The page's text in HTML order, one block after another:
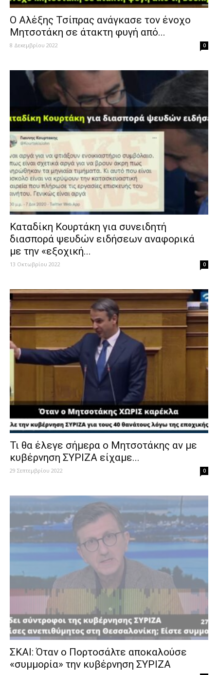
Ο Αλέξης Τσίπρας ανάγκασε τον ένοχο
Μητσοτάκη σε άτακτη φυγή από...
8 Δεκεμβρίου 2022 0
Καταδίκη Κουρτάκη για συνειδητή
διασπορά ψευδών ειδήσεων αναφορικά
με την «εξοχική...
13 Οκτωβρίου 2022 0
Τι θα έλεγε σήμερα ο Μητσοτάκης αν με
κυβέρνηση ΣΥΡΙΖΑ είχαμε...
29 Σεπτεμβρίου 2022 0
ΣΚΑΙ: Όταν ο Πορτοσάλτε αποκαλούσε
«συμμορία» την κυβέρνηση ΣΥΡΙΖΑ